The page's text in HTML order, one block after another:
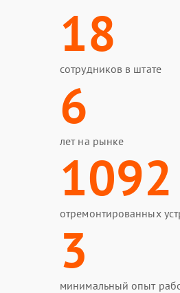
18
сотрудников в штате
6
лет на рынке
1092
отремонтированных
3
минимальный опыт